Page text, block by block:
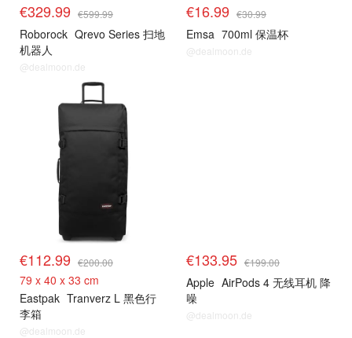
€329.99 €599.99
Roborock Qrevo Series 扫地
机器人
@dealmoon.de
€16.99 €30.99
Emsa 700ml 保温杯
@dealmoon.de
€112.99 €200.00
79 x 40 x 33 cm
Eastpak Tranverz L 黑色行
李箱
@dealmoon.de
€133.95 €199.00
Apple AirPods 4 无线耳机 降
噪
@dealmoon.de